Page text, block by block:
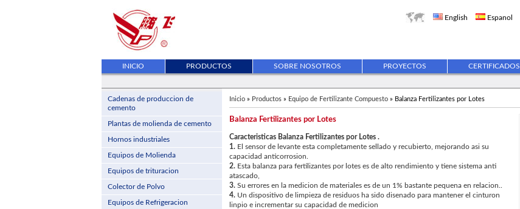
English Espanol
INICIO PRODUCTOS SOBRE NOSOTROS PROYECTOS CERTIFICADOS
Cadenas de produccion de
cemento
Plantas de molienda de cemento
Hornos industriales
Equipos de Molienda
Equipos de trituracion
Colector de Polvo
Equipos de Refrigeracion
Inicio » Productos » Equipo de Fertilizante Compuesto » Balanza Fertilizantes por Lotes
Balanza Fertilizantes por Lotes
Caracteristicas Balanza Fertilizantes por Lotes .
1. El sensor de levante esta completamente sellado y recubierto, mejorando asi su
capacidad anticorrosion.
2. Esta balanza para fertilizantes por lotes es de alto rendimiento y tiene sistema anti
atascado,
3. Su errores en la medicion de materiales es de un 1% bastante pequena en relacion..
4. Un dispositivo de limpieza de residuos ha sido disenado para mantener el cinturon
linpio e incrementar su capacidad de medicion